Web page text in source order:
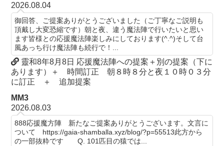
2026.08.04
御回答、ご提案ありがとうございました（ご丁寧なご説明も
頂戴し大変恐縮です）朝と夜、違う魔法陣で行いたいと思い
ます皆様との応援魔法陣楽しみにしております(^.^)そして台
風あっち行け魔法陣も続行で！...
靈和8年8月8日 応援魔法陣への提案＋別の提案（下に
あります）＋ 時間訂正 朝８時８分と夜１０時０３分
に訂正 ＋ 追加提案
MM3
2026.08.03
888応援魔方陣 新たなご提案ありがとうございます。文言に
ついて https://gaia-shamballa.xyz/blog/?p=55513此方から
の一部抜粋です Q. 101匹目の猿では...